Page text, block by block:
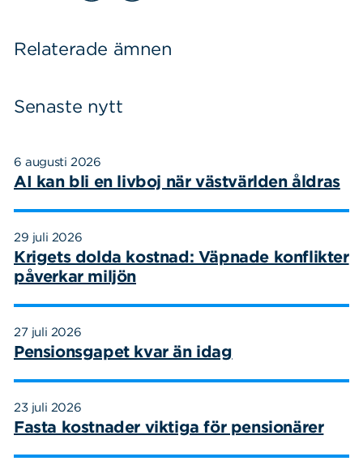
Relaterade ämnen
Senaste nytt
6 augusti 2026
AI kan bli en livboj när västvärlden åldras
29 juli 2026
Krigets dolda kostnad: Väpnade konflikter
påverkar miljön
27 juli 2026
Pensionsgapet kvar än idag
23 juli 2026
Fasta kostnader viktiga för pensionärer